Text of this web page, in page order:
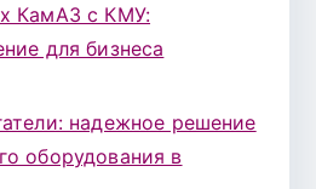
КамАЗ с КМУ:
для бизнеса
надежное решение
оборудования в